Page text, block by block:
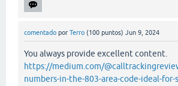
comentado por Terro (100 puntos) Jun 9, 2024
You always provide excellent content.
https://medium.com/
numbers-in-the-803-area-code-ideal-for-